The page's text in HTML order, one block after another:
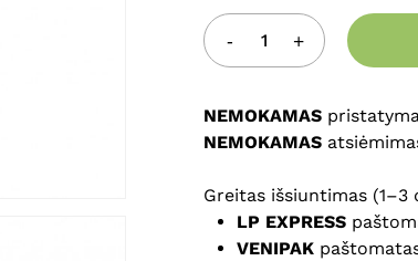
NEMOKAMAS
NEMOKAMAS
Greitas išsiuntimas (1–3
LP EXPRESS
VENIPAK
Noriu savo
puslapį, kad jų
komentarą.